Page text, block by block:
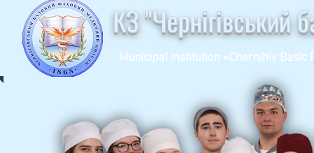
КЗ "Чернігівський
Municipal Institution «Chernihiv Basic